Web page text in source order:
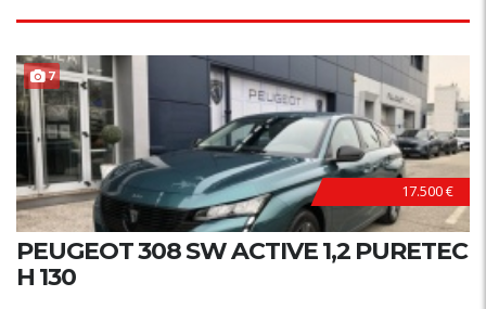
7
17.500 €
PEUGEOT 308 SW ACTIVE 1,2 PURETEC
H 130